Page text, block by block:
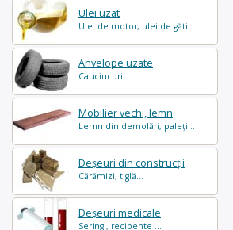
Ulei uzat
Ulei de motor, ulei de gătit...
Anvelope uzate
Cauciucuri...
Mobilier vechi, lemn
Lemn din demolări, paleți...
Deșeuri din construcții
Cărămizi, tiglă...
Deșeuri medicale
Seringi, recipente ...